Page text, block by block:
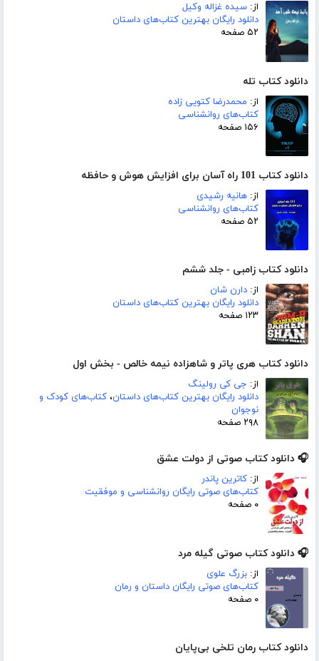
از: سیده غزاله وکیل
دانلود رایگان بهترین کتاب‌های داستان
۵۲ صفحه
دانلود کتاب تله
از: محمدرضا کتویی زاده
کتاب‌های روانشناسی
۱۵۶ صفحه
دانلود کتاب 101 راه آسان برای افزایش هوش و حافظه
از: هانیه رشیدی
کتاب‌های روانشناسی
۵۲ صفحه
دانلود کتاب زامبی - جلد ششم
از: دارن شان
دانلود رایگان بهترین کتاب‌های داستان
۱۲۳ صفحه
دانلود کتاب هری پاتر و شاهزاده نیمه خالص - بخش اول
از: جی کی رولینگ
دانلود رایگان بهترین کتاب‌های داستان، کتاب‌های کودک و
نوجوان
۲۹۸ صفحه
🎧 دانلود کتاب صوتی از دولت عشق
از: کاترین پاندر
کتاب‌های صوتی رایگان روانشناسی و موفقیت
۰ صفحه
🎧 دانلود کتاب صوتی گیله مرد
از: بزرگ علوی
کتاب‌های صوتی رایگان داستان و رمان
۰ صفحه
دانلود کتاب رمان تلخی بی‌پایان